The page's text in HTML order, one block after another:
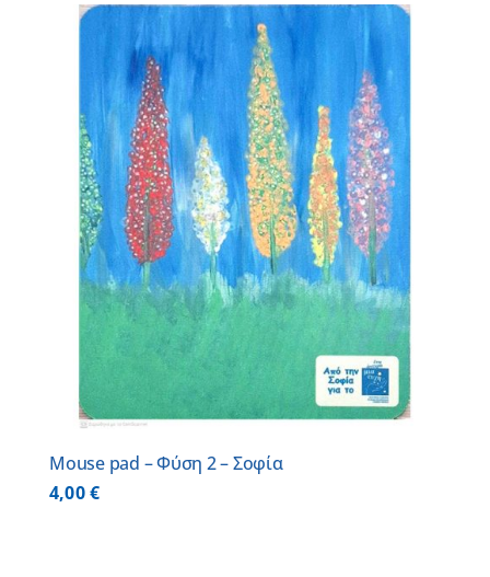
Mouse pad – Φύση 2 – Σοφία
4,00€